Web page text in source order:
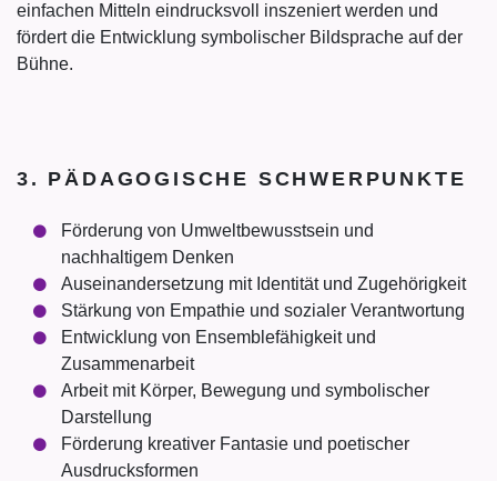
einfachen Mitteln eindrucksvoll inszeniert werden und
fördert die Entwicklung symbolischer Bildsprache auf der
Bühne.
3. PÄDAGOGISCHE SCHWERPUNKTE
Förderung von Umweltbewusstsein und
nachhaltigem Denken
Auseinandersetzung mit Identität und Zugehörigkeit
Stärkung von Empathie und sozialer Verantwortung
Entwicklung von Ensemblefähigkeit und
Zusammenarbeit
Arbeit mit Körper, Bewegung und symbolischer
Darstellung
Förderung kreativer Fantasie und poetischer
Ausdrucksformen